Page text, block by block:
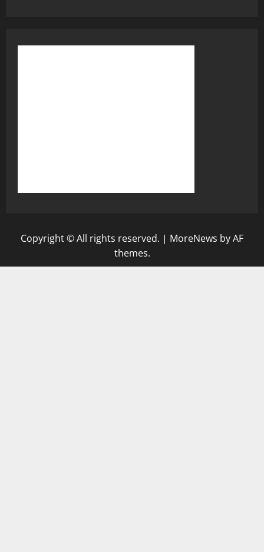
Copyright © All rights reserved. | MoreNews by AF
themes.